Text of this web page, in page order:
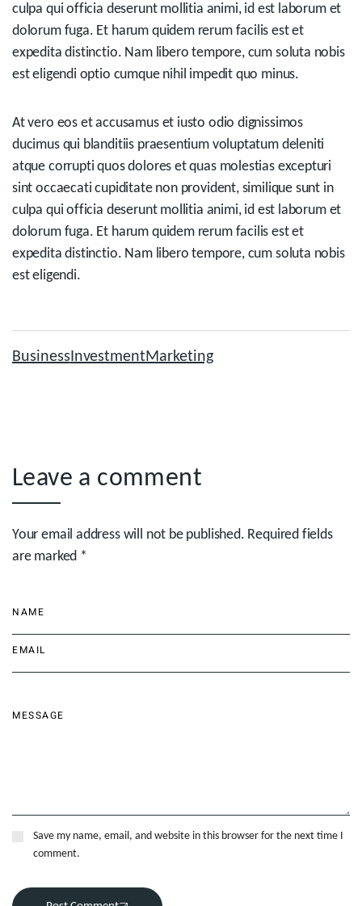
culpa qui officia deserunt mollitia animi, id est laborum et
dolorum fuga. Et harum quidem rerum facilis est et
expedita distinctio. Nam libero tempore, cum soluta nobis
est eligendi optio cumque nihil impedit quo minus.
At vero eos et accusamus et iusto odio dignissimos
ducimus qui blanditiis praesentium voluptatum deleniti
atque corrupti quos dolores et quas molestias excepturi
sint occaecati cupiditate non provident, similique sunt in
culpa qui officia deserunt mollitia animi, id est laborum et
dolorum fuga. Et harum quidem rerum facilis est et
expedita distinctio. Nam libero tempore, cum soluta nobis
est eligendi.
Business InvestmentMarketing
Leave a comment
Your email address will not be published. Required fields
are marked *
Save my name, email, and website in this browser for the next time I
comment.